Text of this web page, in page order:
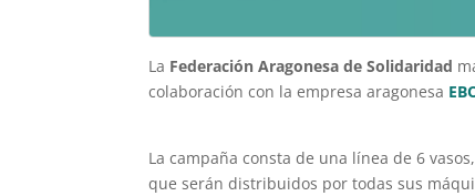
La Federación Aragonesa de Solidaridad
colaboración con la empresa aragonesa
La campaña consta de una línea de 6
que serán distribuidos por todas sus